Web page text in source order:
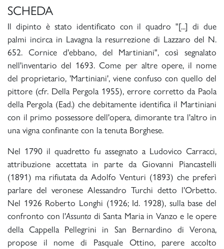
SCHEDA
Il dipinto è stato identificato con il quadro "[...] di due
palmi incirca in Lavagna la resurrezione di Lazzaro del N.
652. Cornice d'ebbano, del Martiniani", così segnalato
nell'inventario del 1693. Come per altre opere, il nome
del proprietario, 'Martiniani', viene confuso con quello del
pittore (cfr. Della Pergola 1955), errore corretto da Paola
della Pergola (Ead.) che debitamente identifica il Martiniani
con il primo possessore dell'opera, dimorante tra l'altro in
una vigna confinante con la tenuta Borghese.
Nel 1790 il quadretto fu assegnato a Ludovico Carracci,
attribuzione accettata in parte da Giovanni Piancastelli
(1891) ma rifiutata da Adolfo Venturi (1893) che preferì
parlare del veronese Alessandro Turchi detto l'Orbetto.
Nel 1926 Roberto Longhi (1926; Id. 1928), sulla base del
confronto con l'Assunta di Santa Maria in Vanzo e le opere
della Cappella Pellegrini in San Bernardino di Verona,
propose il nome di Pasquale Ottino, parere accolto